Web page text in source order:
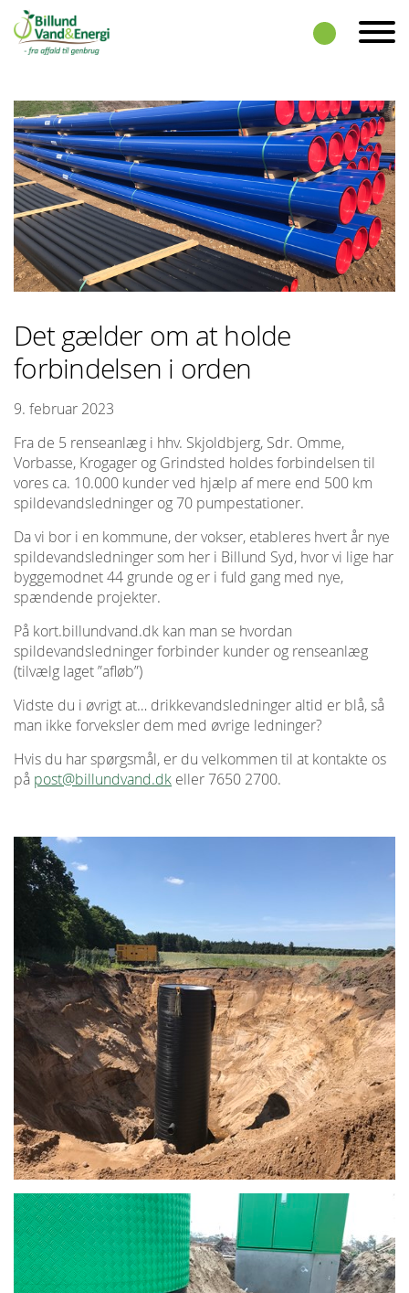
Det gælder om at holde
forbindelsen i orden
9. februar 2023
Fra de 5 renseanlæg i hhv. Skjoldbjerg, Sdr. Omme,
Vorbasse, Krogager og Grindsted holdes forbindelsen til
vores ca. 10.000 kunder ved hjælp af mere end 500 km
spildevandsledninger og 70 pumpestationer.
Da vi bor i en kommune, der vokser, etableres hvert år nye
spildevandsledninger som her i Billund Syd, hvor vi lige har
byggemodnet 44 grunde og er i fuld gang med nye,
spændende projekter.
På kort.billundvand.dk kan man se hvordan
spildevandsledninger forbinder kunder og renseanlæg
(tilvælg laget ”afløb”)
Vidste du i øvrigt at… drikkevandsledninger altid er blå, så
man ikke forveksler dem med øvrige ledninger?
Hvis du har spørgsmål, er du velkommen til at kontakte os
på post@billundvand.dk eller 7650 2700.